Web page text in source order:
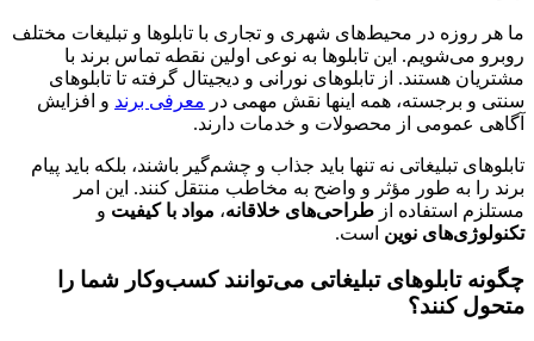
ما هر روزه در محیط‌های شهری و تجاری با تابلوها و تبلیغات مختلف
روبرو می‌شویم. این تابلوها به نوعی اولین نقطه تماس برند با
مشتریان هستند. از تابلوهای نورانی و دیجیتال گرفته تا تابلوهای
سنتی و برجسته، همه اینها نقش مهمی در معرفی برند و افزایش
آگاهی عمومی از محصولات و خدمات دارند.
تابلوهای تبلیغاتی نه تنها باید جذاب و چشم‌گیر باشند، بلکه باید پیام
برند را به طور مؤثر و واضح به مخاطب منتقل کنند. این امر
مستلزم استفاده از طراحی‌های خلاقانه، مواد با کیفیت و
تکنولوژی‌های نوین است.
چگونه تابلوهای تبلیغاتی می‌توانند کسب‌وکار شما را
متحول کنند؟